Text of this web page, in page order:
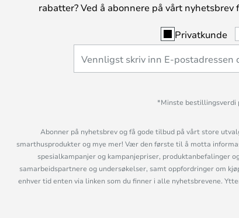
rabatter? Ved å abonnere på vårt nyhetsbrev
Privatkunde
*Minste bestillingsverdi
Abonner på nyhetsbrev og få gode tilbud på vårt store
smarthusprodukter og mye mer! Vær den første til å motta
spesialkampanjer og kampanjepriser, produktanbefalinger
samarbeidspartnere og undersøkelser, samt oppfordringer om
enhver tid enten via linken som du finner i alle nyhetsbrevene.